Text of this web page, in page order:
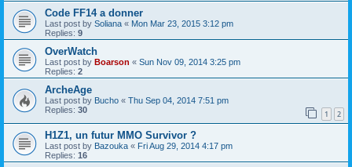
Code FF14 a donner
Last post by Soliana « Mon Mar 23, 2015 3:12 pm
Replies: 9
OverWatch
Last post by Boarson « Sun Nov 09, 2014 3:25 pm
Replies: 2
ArcheAge
Last post by Bucho « Thu Sep 04, 2014 7:51 pm
Replies: 30 1 2
H1Z1, un futur MMO Survivor ?
Last post by Bazouka « Fri Aug 29, 2014 4:17 pm
Replies: 16